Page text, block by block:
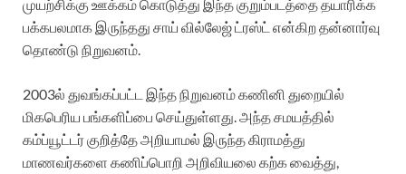
முயற்சிக்கு ஊக்கம் கொடுத்து இந்த குறும்படத்தை தயாரிக்க
பக்கபலமாக இருந்தது சாய் வில்லேஜ் ட்ரஸ்ட் என்கிற தன்னார்வு
தொண்டு நிறுவனம்.
2003ல் துவங்கப்பட்ட இந்த நிறுவனம் கணினி துறையில்
மிகபெரிய பங்களிப்பை செய்துள்ளது. அந்த சமயத்தில்
கம்ப்யூட்டர் குறித்தே அறியாமல் இருந்த கிராமத்து
மாணவர்களை கணிப்பொறி அறிவியலை கற்க வைத்து,